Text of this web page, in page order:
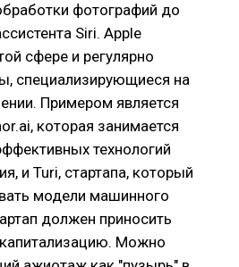
фотографий до
Siri. Apple
сфере и регулярно
специализирующиеся на
Примером является
которая занимается
технологий
и Turi, стартапа, который
модели машинного
должен приносить
капитализацию. Можно